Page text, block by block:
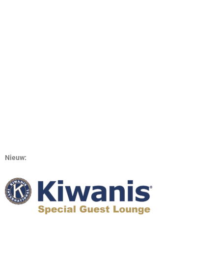
Nieuw: